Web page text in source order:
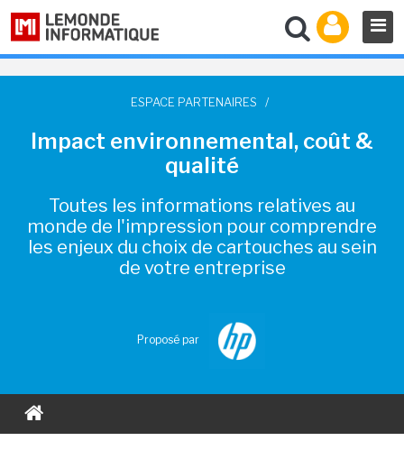
ESPACE PARTENAIRES /
Impact environnemental, coût &
qualité
Toutes les informations relatives au
monde de l'impression pour comprendre
les enjeux du choix de cartouches au sein
de votre entreprise
Proposé par